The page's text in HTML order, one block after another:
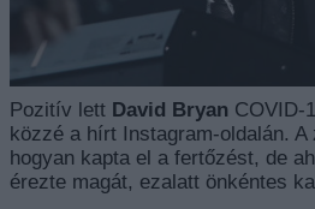
Pozitív lett David Bryan COVID-
közzé a hírt Instagram-oldalán.
hogyan kapta el a fertőzést, de
érezte magát, ezalatt önkéntes